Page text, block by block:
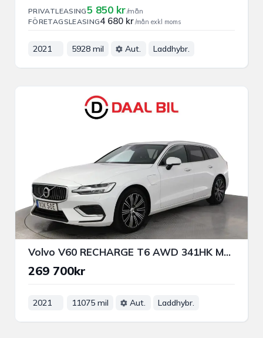
PRIVATLEASING5 850 kr/mån
FÖRETAGSLEASING4 680 kr/mån exkl moms
2021 5928 mil Aut. Laddhybr.
Volvo V60 RECHARGE T6 AWD 341HK MOMENTUM DRAG B-KAM NAVI HIGH PER
269 700kr
2021 11075 mil Aut. Laddhybr.